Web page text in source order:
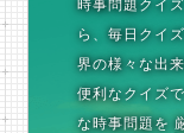
ら、毎日クイズ
界の様々な出
便利なクイズで
な時事問題を